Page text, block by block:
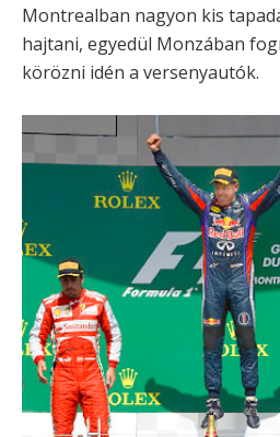
Montrealban nagyon kis
hajtani, egyedül Monzában
körözni idén a versenyautók.